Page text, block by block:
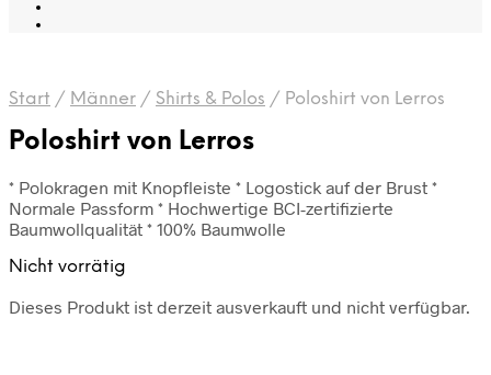
Start / Männer / Shirts & Polos / Poloshirt von Lerros
Poloshirt von Lerros
* Polokragen mit Knopfleiste * Logostick auf der Brust *
Normale Passform * Hochwertige BCI-zertifizierte
Baumwollqualität * 100% Baumwolle
Nicht vorrätig
Dieses Produkt ist derzeit ausverkauft und nicht verfügbar.